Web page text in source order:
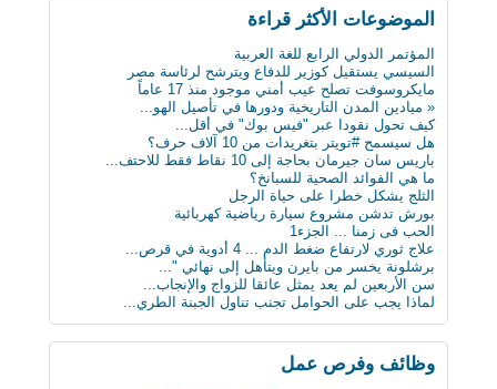
بعد 3 عقود عدد الروبوتات سيفوق تعداد البشر بن...
أول ساعة ذكية للمكفوفين.. تحسس الرسائل على ال...
كيف تعطّل تحديث فيس بوك الذي أزعج الجميع؟
دراسة : كيلو عسل النحل يمنح طاقة تعادل 3 آلاف...
سن الأربعين لم يعد يمثل عائقا للزواج والإنجاب...
ثورة في عالم الطب: حبوب مبتكرة تنقل البيانات...
علماء يابانيون يكشفون الرابط بين قلة النوم وا...
دماغك قد يقتلك بسبب السكر
8 حيل ذكية تجعل حياتك أسهل
« ميادين المدن التاريخية ودورها في تأصيل الهو...
ابتكار طبي يستخدم سائلا غير الدم لقياس مستوى...
دراسة: المأكولات البحرية تطيل العمر
البدناء أكثر سعادة من غيرهم!
الموضوعات اﻷكثر قراءة
المؤتمر الدولي الرابع للغة العربية
السيسي يستقيل كوزير للدفاع ويترشح لرئاسة مصر
مايكروسوفت تصلح عيب أمني موجود منذ 17 عاماً
« ميادين المدن التاريخية ودورها في تأصيل الهو...
كيف تحول نقودا عبر "فيس بوك" في أقل...
هل سيسمح #تويتر بتغريدات من 10 آلاف حرف؟
باريس سان جيرمان بحاجة إلى 10 نقاط فقط للاحتف...
ما هي الفوائد الصحية للسبانخ؟
الثلج يشكل خطرا على حياة الرجل
بورش تدشن مشروع سيارة رياضية كهربائية
الحب فى زمنا ... الجزء1
علاج ثوري لارتفاع ضغط الدم ... 4 أدوية في قرص...
برشلونة يخسر من بايرن ويتأهل إلى نهائي "...
سن الأربعين لم يعد يمثل عائقا للزواج والإنجاب...
لماذا يجب على الحوامل تجنب تناول الجبنة الطري...
وظائف وفرص عمل